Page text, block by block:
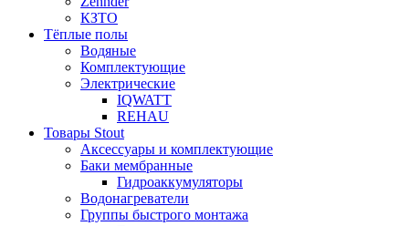
КЗТО
Тёплые полы
Водяные
Комплектующие
Электрические
IQWATT
REHAU
Товары Stout
Аксессуары и комплектующие
Баки мембранные
Гидроаккумуляторы
Водонагреватели
Группы быстрого монтажа